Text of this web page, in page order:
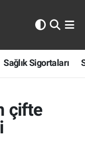
Sağlık Sigortaları
çifte